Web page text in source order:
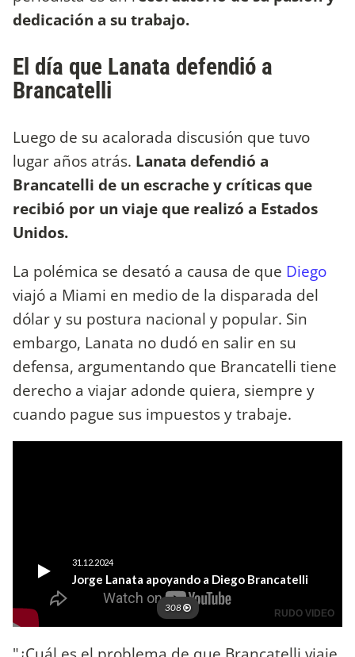
dedicación a su trabajo.
El día que Lanata defendió a
Brancatelli
Luego de su acalorada discusión que tuvo
lugar años atrás. Lanata defendió a
Brancatelli de un escrache y críticas que
recibió por un viaje que realizó a Estados
Unidos.
La polémica se desató a causa de que Diego
viajó a Miami en medio de la disparada del
dólar y su postura nacional y popular. Sin
embargo, Lanata no dudó en salir en su
defensa, argumentando que Brancatelli tiene
derecho a viajar adonde quiera, siempre y
cuando pague sus impuestos y trabaje.